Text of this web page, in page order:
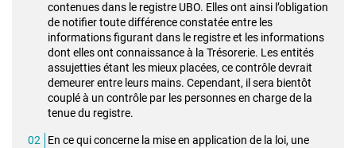
contenues dans le registre UBO. Elles ont ainsi l’obligation
de notifier toute différence constatée entre les
informations figurant dans le registre et les informations
dont elles ont connaissance à la Trésorerie. Les entités
assujetties étant les mieux placées, ce contrôle devrait
demeurer entre leurs mains. Cependant, il sera bientôt
couplé à un contrôle par les personnes en charge de la
tenue du registre.
En ce qui concerne la mise en application de la loi, une